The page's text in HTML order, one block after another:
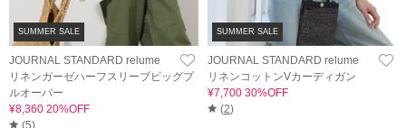
SUMMER SALE
JOURNAL STANDARD relume
リネンガーゼハーフスリーブビッグプ
ルオーバー
¥8,360 20%OFF
(5)
SUMMER SALE
JOURNAL STANDARD relume
リネンコットンVカーディガン
¥7,700 30%OFF
(2)